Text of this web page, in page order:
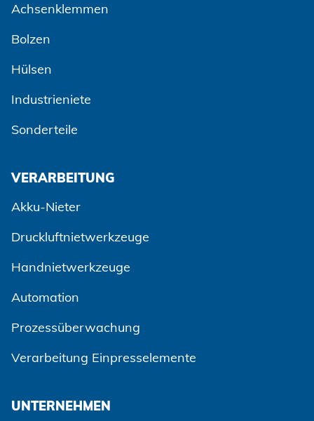
Achsenklemmen
Bolzen
Hülsen
Industrieniete
Sonderteile
VERARBEITUNG
Akku-Nieter
Druckluftnietwerkzeuge
Handnietwerkzeuge
Automation
Prozessüberwachung
Verarbeitung Einpresselemente
UNTERNEHMEN